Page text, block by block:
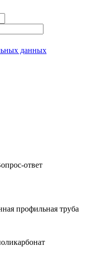
данных
ответ
профильная труба